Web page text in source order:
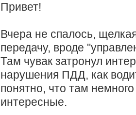
Привет!
Вчера не спалось,
передачу, вроде
Там чувак затронул
нарушения ПДД, как
понятно, что там
интересные.